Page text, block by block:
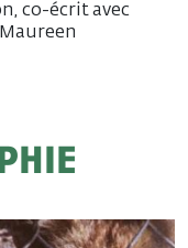
co-écrit avec